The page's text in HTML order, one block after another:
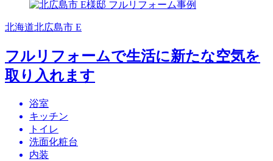
北海道北広島市 E
フルリフォームで生活に新たな空気を
取り入れます
浴室
キッチン
トイレ
洗面化粧台
内装